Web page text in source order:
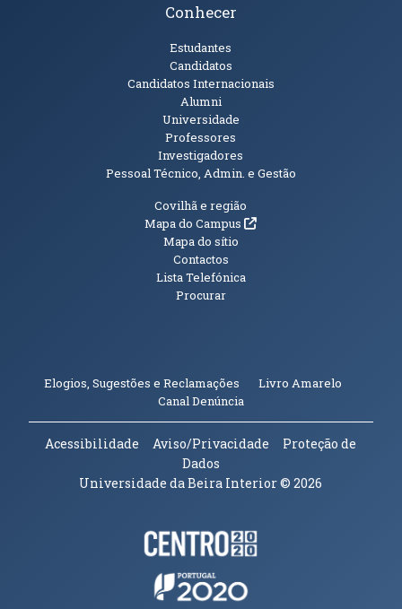
Conhecer
Estudantes
Candidatos
Candidatos Internacionais
Alumni
Universidade
Professores
Investigadores
Pessoal Técnico, Admin. e Gestão
Informações Adicionais
Covilhã e região
Mapa do Campus(abre em nova janela)
Mapa do sítio
Contactos
Lista Telefónica
Procurar
Elogios, Sugestões e Reclamações Livro Amarelo
Canal Denúncia(abre em nova janela)
Acessibilidade Aviso/Privacidade
Proteção de
Dados
Universidade da Beira Interior© 2026
Parceiros e Financiadores